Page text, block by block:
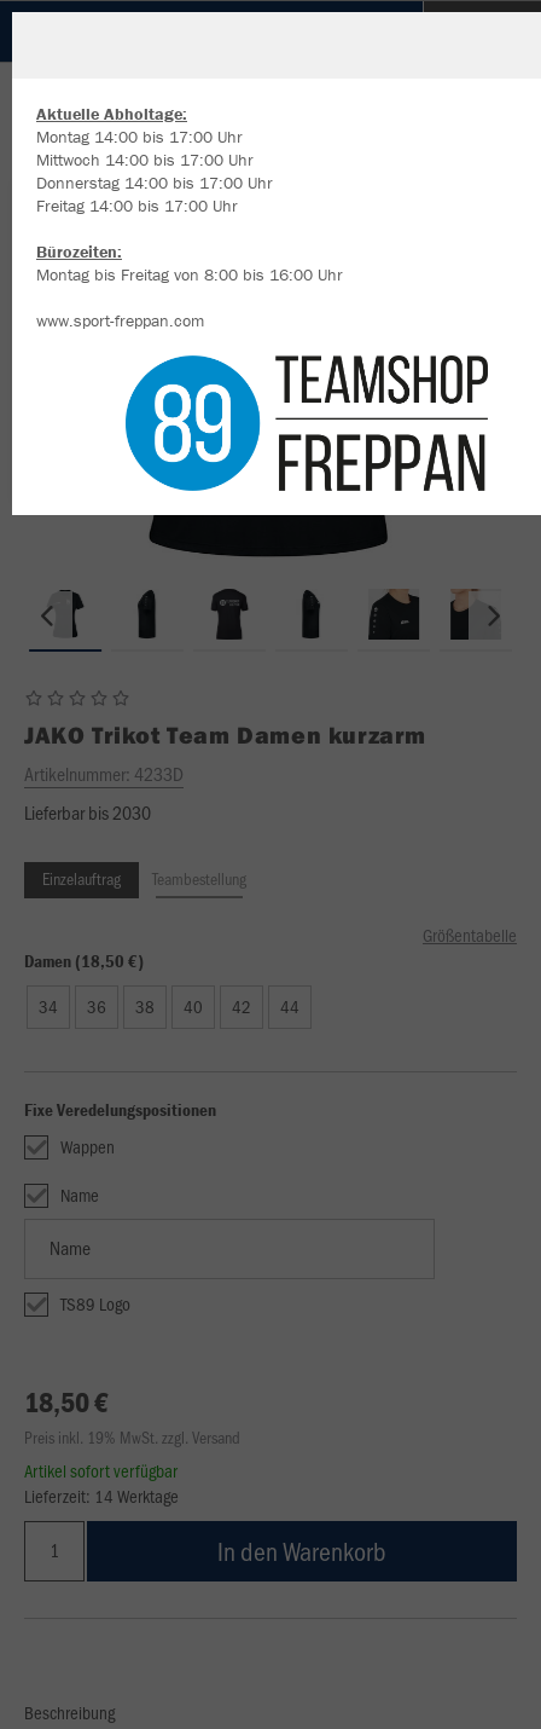
ZURÜCK
Cheerleading
JAKO Trikot Team Damen kurzarm
Artikelnummer: 4233D
Lieferbar bis 2030
Einzelauftrag Teambestellung
Größentabelle
Damen (18,50 €)
34 36 38 40 42 44
Fixe Veredelungspositionen
Wappen
Name
TS89 Logo
18,50 €
Preis inkl. 19% MwSt. zzgl. Versand
Artikel sofort verfügbar
Lieferzeit: 14 Werktage
In den Warenkorb
Beschreibung
Aktuelle Abholtage:
Montag 14:00 bis 17:00 Uhr
Mittwoch 14:00 bis 17:00 Uhr
Donnerstag 14:00 bis 17:00 Uhr
Freitag 14:00 bis 17:00 Uhr
Bürozeiten:
Montag bis Freitag von 8:00 bis 16:00 Uhr
www.sport-freppan.com
Wir verwenden Cookies
Inhalte anzeigen und unsere Website verbessern. Weitere
zu den Cookies findest Du in den Einstellungen.
Alle ablehnen
mehr Infos
Datenschutz
Impressum